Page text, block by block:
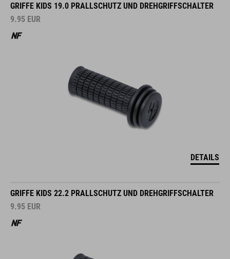
GRIFFE KIDS 19.0 PRALLSCHUTZ UND DREHGRIFFSCHALTER
9.95 EUR
DETAILS
GRIFFE KIDS 22.2 PRALLSCHUTZ UND DREHGRIFFSCHALTER
9.95 EUR